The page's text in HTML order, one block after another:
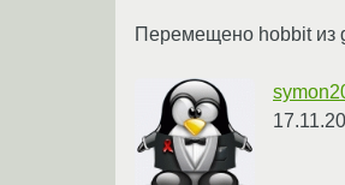
Перемещено hobbit из